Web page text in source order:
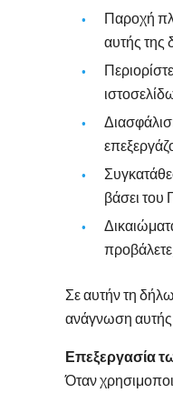
Παροχή
αυτής
βάσει
Σε αυτήν τη
ανάγνωση αυτής
Επεξεργασία
Όταν